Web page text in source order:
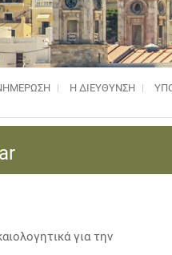
Η ΔΙΕΥΘΥΝΣΗ
για την